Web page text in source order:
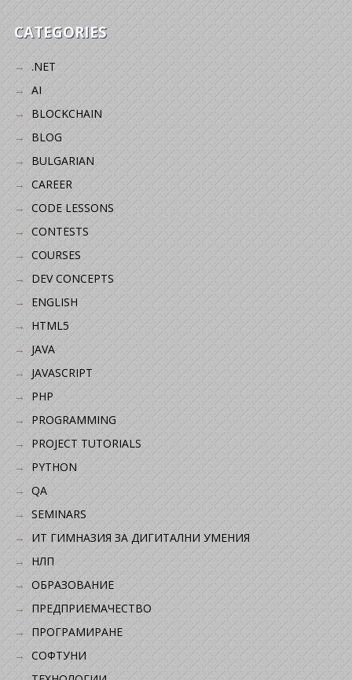
CATEGORIES
.NET
AI
BLOCKCHAIN
BLOG
BULGARIAN
CAREER
CODE LESSONS
CONTESTS
COURSES
DEV CONCEPTS
ENGLISH
HTML5
JAVA
JAVASCRIPT
PHP
PROGRAMMING
PROJECT TUTORIALS
PYTHON
QA
SEMINARS
ИТ ГИМНАЗИЯ ЗА ДИГИТАЛНИ УМЕНИЯ
НЛП
ОБРАЗОВАНИЕ
ПРЕДПРИЕМАЧЕСТВО
ПРОГРАМИРАНЕ
СОФТУНИ